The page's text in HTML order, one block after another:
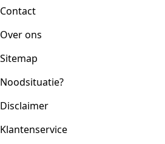
Contact
Over ons
Sitemap
Noodsituatie?
Disclaimer
Klantenservice